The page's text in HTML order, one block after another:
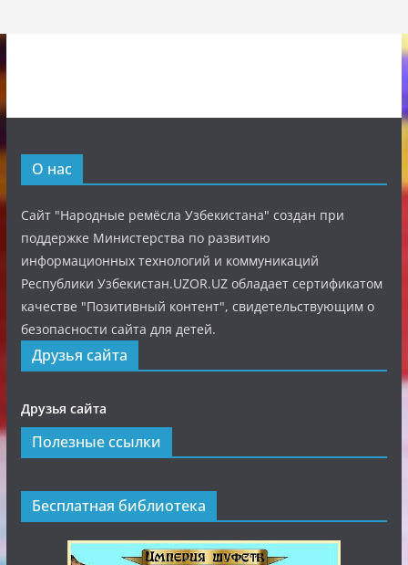
О нас
Сайт "Народные ремёсла Узбекистана" создан при
поддержке Министерства по развитию
информационных технологий и коммуникаций
Республики Узбекистан.UZOR.UZ обладает сертификатом
качестве "Позитивный контент", свидетельствующим о
безопасности сайта для детей.
Друзья сайта
Друзья сайта
Полезные ссылки
Бесплатная библиотека